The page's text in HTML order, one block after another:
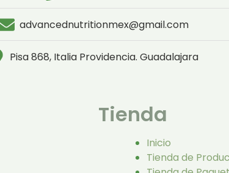
advancednutritionmex@gmail.com
Pisa 868, Italia Providencia. Guadalajara
Tienda
Inicio
Tienda de